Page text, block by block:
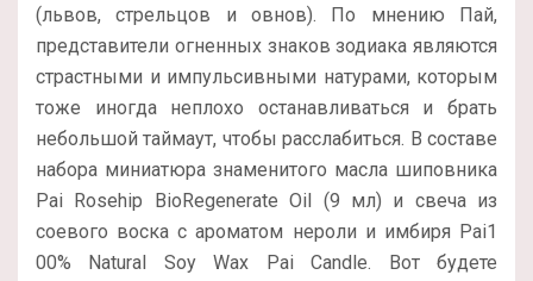
(львов, стрельцов и овнов). По мнению Пай,
представители огненных знаков зодиака являются
страстными и импульсивными натурами, которым
тоже иногда неплохо останавливаться и брать
небольшой таймаут, чтобы расслабиться. В составе
набора миниатюра знаменитого масла шиповника
Pai Rosehip BioRegenerate Oil (9 мл) и свеча из
соевого воска с ароматом нероли и имбиря Pai1
00% Natural Soy Wax Pai Candle. Вот будете